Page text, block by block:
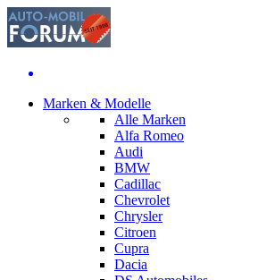
Marken & Modelle
Alle Marken
Alfa Romeo
Audi
BMW
Cadillac
Chevrolet
Chrysler
Citroen
Cupra
Dacia